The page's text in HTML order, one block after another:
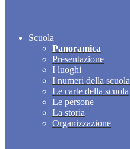
Scuola
Panoramica
Presentazione
I luoghi
I numeri della scuola
Le carte della scuola
Le persone
La storia
Organizzazione